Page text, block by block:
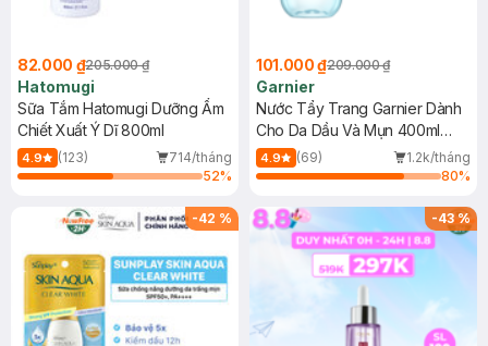
82.000 ₫205.000 ₫
Hatomugi
Sữa Tắm Hatomugi Dưỡng Ẩm
Chiết Xuất Ý Dĩ 800ml
4.9 (123)
714/tháng
52%
101.000 ₫209.000 ₫
Garnier
Nước Tẩy Trang Garnier Dành
Cho Da Dầu Và Mụn 400ml
(Mới)
4.9 (69)
1.2k/tháng
80%
-42 % -43%